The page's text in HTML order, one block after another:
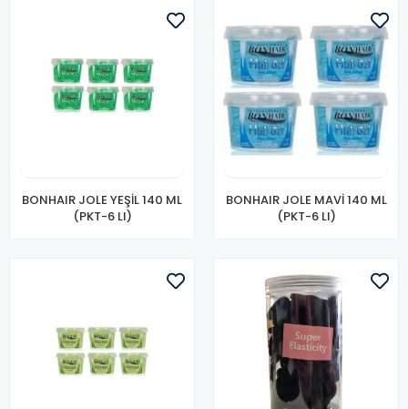
BONHAIR JOLE YEŞİL 140 ML
(PKT-6 LI)
BONHAIR JOLE MAVİ 140 ML
(PKT-6 LI)